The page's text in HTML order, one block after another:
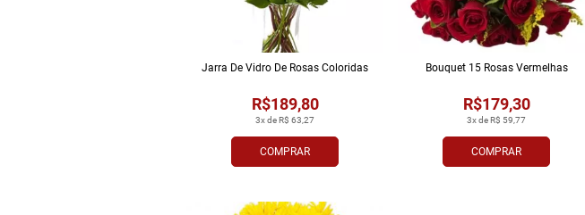
COMPRAR
3x de R$ 63,27
R$189,80
Jarra De Vidro De Rosas Coloridas
COMPRAR
3x de R$ 59,77
R$179,30
Bouquet 15 Rosas Vermelhas